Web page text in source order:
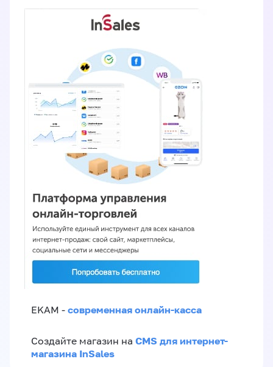
EKAM - современная онлайн-касса
Создайте магазин на CMS для интернет-
магазина InSales